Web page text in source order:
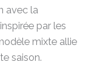
avec la
par les
mixte allie
saison.